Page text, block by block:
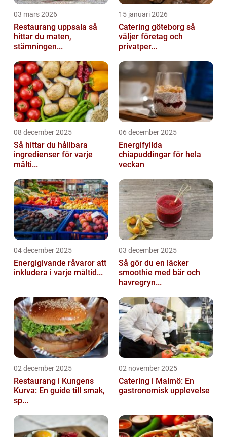
03 mars 2026
Restaurang uppsala så
hittar du maten,
stämningen...
15 januari 2026
Catering göteborg så
väljer företag och
privatper...
08 december 2025
Så hittar du hållbara
ingredienser för varje
målti...
06 december 2025
Energifyllda
chiapuddingar för hela
veckan
04 december 2025
Energigivande råvaror att
inkludera i varje måltid...
03 december 2025
Så gör du en läcker
smoothie med bär och
havregryn...
02 december 2025
Restaurang i Kungens
Kurva: En guide till smak,
sp...
02 november 2025
Catering i Malmö: En
gastronomisk upplevelse